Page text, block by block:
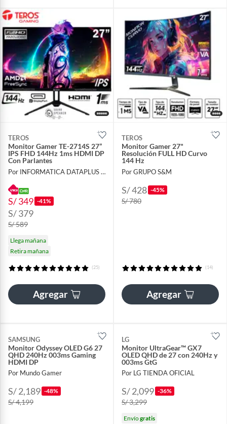
TEROS
Monitor Gamer TE-2714S 27”
IPS FHD 144Hz 1ms HDMI DP
Con Parlantes
Por INFORMATICA DATAPLUS SAC
S/ 349 -41%
S/ 379
S/ 589
Llega mañana
Retira mañana
(25)
Agregar
TEROS
Monitor Gamer 27"
Resolución FULL HD Curvo
144 Hz
Por GRUPO S&M
S/ 428 -45%
S/ 780
(14)
Agregar
SAMSUNG
Monitor Odyssey OLED G6 27
QHD 240Hz 003ms Gaming
HDMI DP
Por Mundo Gamer
S/ 2,189 -48%
S/ 4,199
LG
Monitor UltraGear™ GX7
OLED QHD de 27 con 240Hz y
003ms GtG
Por LG TIENDA OFICIAL
S/ 2,099 -36%
S/ 3,299
Envíogratis